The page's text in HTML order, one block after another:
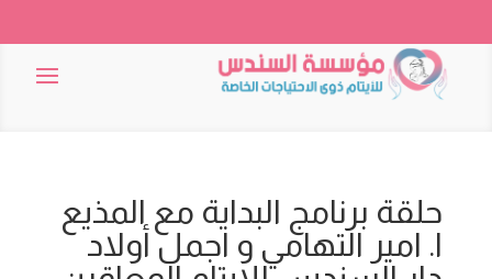
حلقة برنامج البداية مع المذيع
ا. امير التهامي و اجمل أولاد